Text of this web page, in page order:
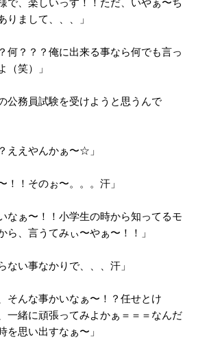
りまして、、、」
？？？俺に出来る事なら何でも言っ
（笑）」
務員試験を受けようと思うんで
えやんかぁ〜☆」
！そのぉ〜。。。汗」
ぁ〜！！小学生の時から知ってるモ
ら、言うてみぃ〜やぁ〜！！」
い事なかりで、、、汗」
んな事かいなぁ〜！？任せとけ
一緒に頑張ってみよかぁ＝＝＝なんだ
を思い出すなぁ〜」